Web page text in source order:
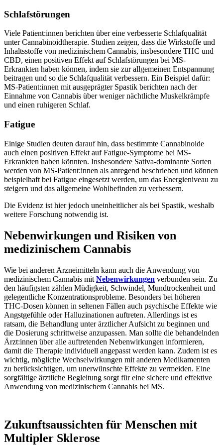
Schlafstörungen
Viele Patient:innen berichten über eine verbesserte Schlafqualität
unter Cannabinoidtherapie. Studien zeigen, dass die Wirkstoffe und
Inhaltsstoffe von medizinischem Cannabis, insbesondere THC und
CBD, einen positiven Effekt auf Schlafstörungen bei MS-
Erkrankten haben können, indem sie zur allgemeinen Entspannung
beitragen und so die Schlafqualität verbessern. Ein Beispiel dafür:
MS-Patient:innen mit ausgeprägter Spastik berichten nach der
Einnahme von Cannabis über weniger nächtliche Muskelkrämpfe
und einen ruhigeren Schlaf.
Fatigue
Einige Studien deuten darauf hin, dass bestimmte Cannabinoide
auch einen positiven Effekt auf Fatigue-Symptome bei MS-
Erkrankten haben könnten. Insbesondere Sativa-dominante Sorten
werden von MS-Patient:innen als anregend beschrieben und können
beispielhaft bei Fatigue eingesetzt werden, um das Energieniveau zu
steigern und das allgemeine Wohlbefinden zu verbessern.
Die Evidenz ist hier jedoch uneinheitlicher als bei Spastik, weshalb
weitere Forschung notwendig ist.
Nebenwirkungen und Risiken von
medizinischem Cannabis
Wie bei anderen Arzneimitteln kann auch die Anwendung von
medizinischem Cannabis mit Nebenwirkungen verbunden sein. Zu
den häufigsten zählen Müdigkeit, Schwindel, Mundtrockenheit und
gelegentliche Konzentrationsprobleme. Besonders bei höheren
THC-Dosen können in seltenen Fällen auch psychische Effekte wie
Angstgefühle oder Halluzinationen auftreten. Allerdings ist es
ratsam, die Behandlung unter ärztlicher Aufsicht zu beginnen und
die Dosierung schrittweise anzupassen. Man sollte die behandelnden
Ärzt:innen über alle auftretenden Nebenwirkungen informieren,
damit die Therapie individuell angepasst werden kann. Zudem ist es
wichtig, mögliche Wechselwirkungen mit anderen Medikamenten
zu berücksichtigen, um unerwünschte Effekte zu vermeiden. Eine
sorgfältige ärztliche Begleitung sorgt für eine sichere und effektive
Anwendung von medizinischem Cannabis bei MS.
Zukunftsaussichten für Menschen mit
Multipler Sklerose